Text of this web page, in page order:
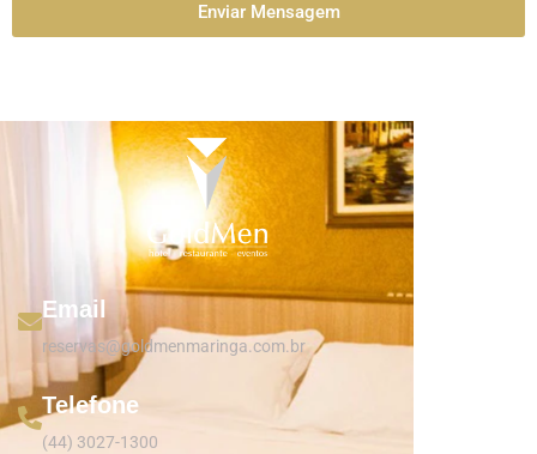
Enviar Mensagem
Email
reservas@goldmenmaringa.com.br
Telefone
(44) 3027-1300